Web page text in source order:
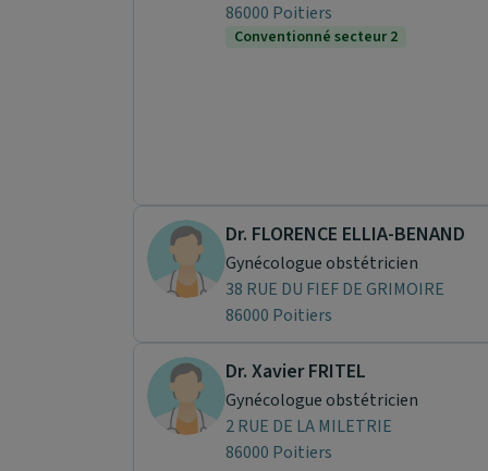
86000 Poitiers
Conventionné secteur 2
Dr. FLORENCE ELLIA-BENAND
Gynécologue obstétricien
38 RUE DU FIEF DE GRIMOIRE
86000 Poitiers
Dr. Xavier FRITEL
Gynécologue obstétricien
2 RUE DE LA MILETRIE
86000 Poitiers